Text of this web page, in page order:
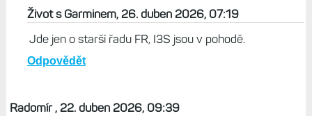
Život s Garminem, 26. duben 2026, 07:19
Jde jen o starší řadu FR, I3S jsou v pohodě.
Odpovědět
Radomír , 22. duben 2026, 09:39